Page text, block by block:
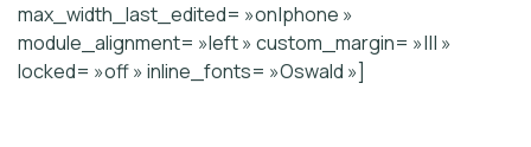
max_width_last_edited= »on|phone »
module_alignment= »left » custom_margin= »||| »
locked= »off » inline_fonts= »Oswald »]